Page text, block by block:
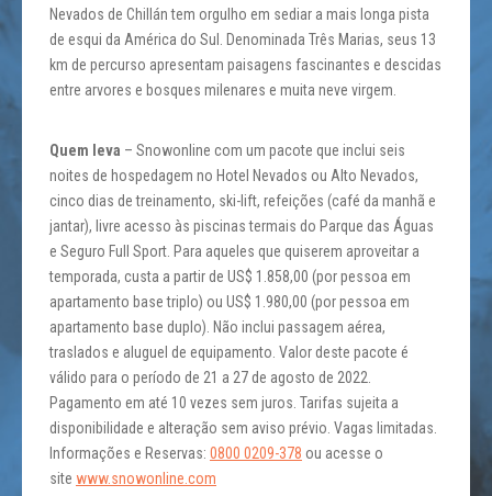
Nevados de Chillán tem orgulho em sediar a mais longa pista
de esqui da América do Sul. Denominada Três Marias, seus 13
km de percurso apresentam paisagens fascinantes e descidas
entre arvores e bosques milenares e muita neve virgem.
Quem leva – Snowonline com um pacote que inclui seis
noites de hospedagem no Hotel Nevados ou Alto Nevados,
cinco dias de treinamento, ski-lift, refeições (café da manhã e
jantar), livre acesso às piscinas termais do Parque das Águas
e Seguro Full Sport. Para aqueles que quiserem aproveitar a
temporada, custa a partir de US$ 1.858,00 (por pessoa em
apartamento base triplo) ou US$ 1.980,00 (por pessoa em
apartamento base duplo). Não inclui passagem aérea,
traslados e aluguel de equipamento. Valor deste pacote é
válido para o período de 21 a 27 de agosto de 2022.
Pagamento em até 10 vezes sem juros. Tarifas sujeita a
disponibilidade e alteração sem aviso prévio. Vagas limitadas.
Informações e Reservas: 0800 0209-378 ou acesse o
site www.snowonline.com